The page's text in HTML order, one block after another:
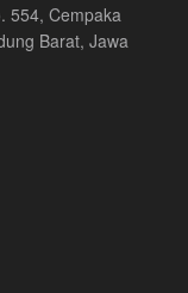
554, Cempaka
Barat, Jawa